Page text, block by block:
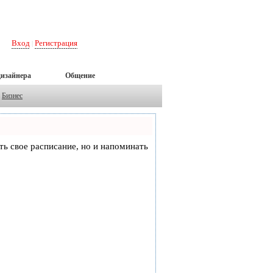
Вход Регистрация
Общение
Бизнес
свое расписание, но и напоминать